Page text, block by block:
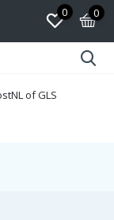
0 0
of GLS